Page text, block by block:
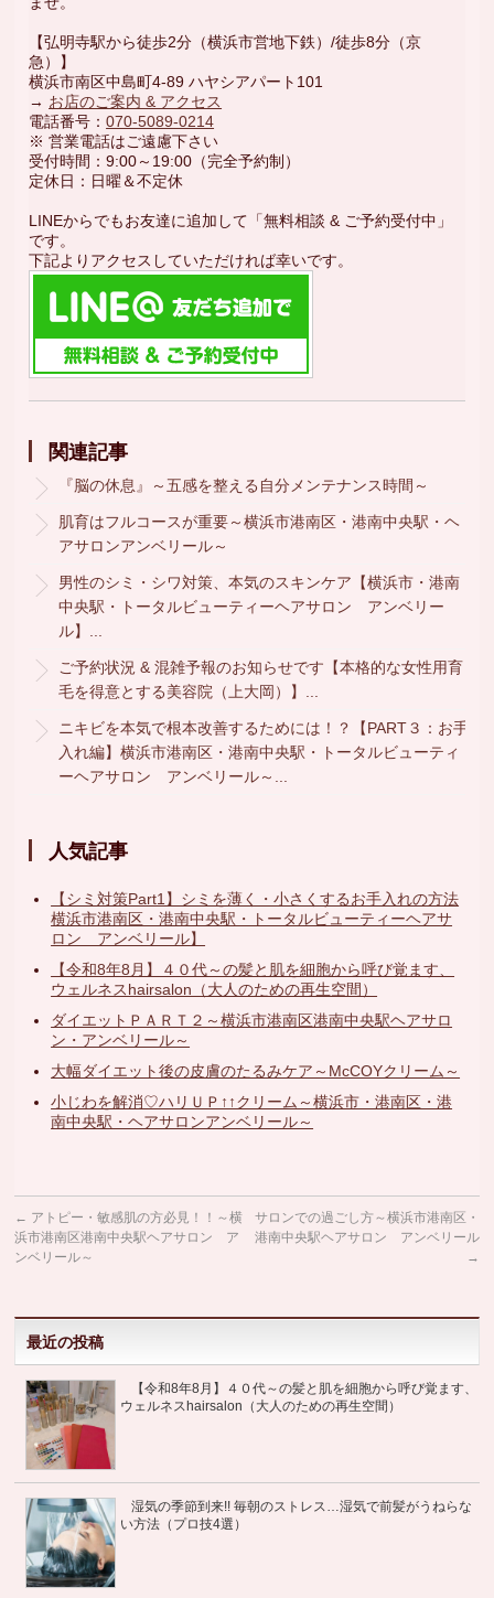
【弘明寺駅から徒歩2分（横浜市営地下鉄）/徒歩8分（京
急）】
横浜市南区中島町4-89 ハヤシアパート101
→ お店のご案内 & アクセス
電話番号：070-5089-0214
※ 営業電話はご遠慮下さい
受付時間：9:00～19:00（完全予約制）
定休日：日曜＆不定休
LINEからでもお友達に追加して「無料相談 & ご予約受付中」
です。
下記よりアクセスしていただければ幸いです。
関連記事
『脳の休息』～五感を整える自分メンテナンス時間～
肌育はフルコースが重要～横浜市港南区・港南中央駅・ヘ
アサロンアンベリール～
男性のシミ・シワ対策、本気のスキンケア【横浜市・港南
中央駅・トータルビューティーヘアサロン アンベリー
ル】...
ご予約状況 & 混雑予報のお知らせです【本格的な女性用育
毛を得意とする美容院（上大岡）】...
ニキビを本気で根本改善するためには！？【PART３：お手
入れ編】横浜市港南区・港南中央駅・トータルビューティ
ーヘアサロン アンベリール～...
人気記事
【シミ対策Part1】シミを薄く・小さくするお手入れの方法
横浜市港南区・港南中央駅・トータルビューティーヘアサ
ロン アンベリール】
【令和8年8月】４０代～の髪と肌を細胞から呼び覚ます、
ウェルネスhairsalon（大人のための再生空間）
ダイエットＰＡＲＴ２～横浜市港南区港南中央駅ヘアサロ
ン・アンベリール～
大幅ダイエット後の皮膚のたるみケア～McCOYクリーム～
小じわを解消♡ハリＵＰ↑↑クリーム～横浜市・港南区・港
南中央駅・ヘアサロンアンベリール～
← アトピー・敏感肌の方必見！！～横
浜市港南区港南中央駅ヘアサロン ア
ンベリール～
サロンでの過ごし方～横浜市港南区・
港南中央駅ヘアサロン アンベリール
→
最近の投稿
【令和8年8月】４０代～の髪と肌を細胞から呼び覚ます、
ウェルネスhairsalon（大人のための再生空間）
湿気の季節到来!! 毎朝のストレス…湿気で前髪がうねらな
い方法（プロ技4選）